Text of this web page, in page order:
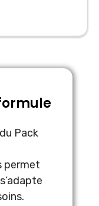
Pack
permet